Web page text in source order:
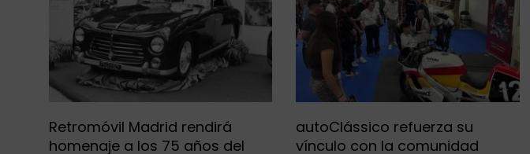
Retromóvil Madrid rendirá
homenaje a los 75 años del
autoClássico refuerza su
vínculo con la comunidad